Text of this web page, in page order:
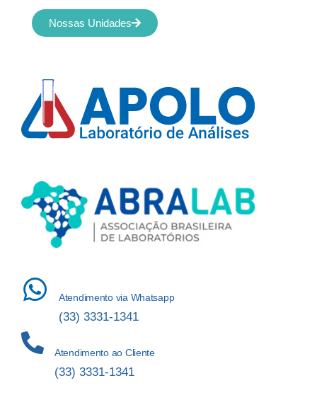
Atendimento via Whatsapp
(33) 3331-1341
Atendimento ao Cliente
(33) 3331-1341
Nossas Unidades